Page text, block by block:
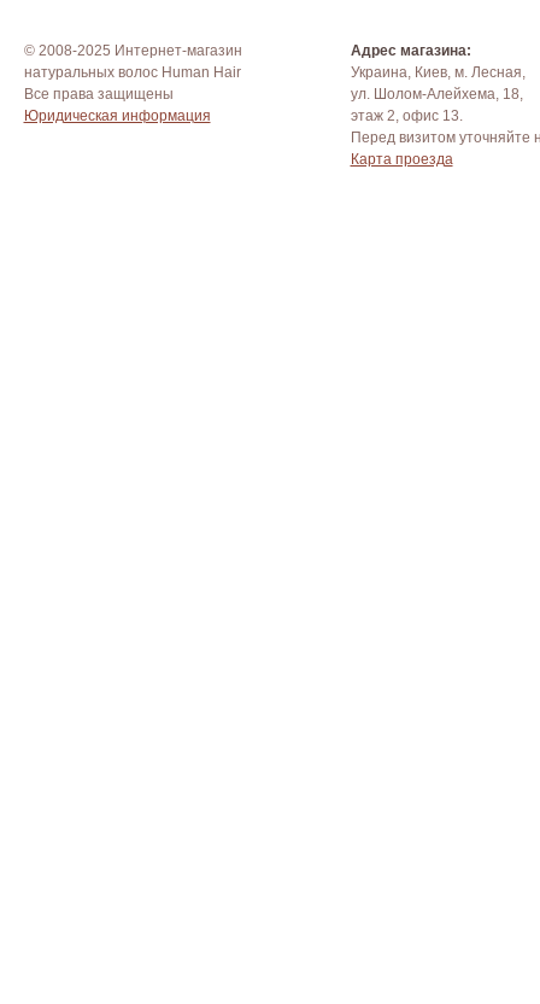
© 2008-2025 Интернет-магазин
натуральных волос Human Hair
Все права защищены
Юридическая информация
Адрес магазина:
Украина, Киев, м. Лесная,
ул. Шолом-Алейхема, 18,
этаж 2, офис 13.
Перед визитом уточняйте
Карта проезда